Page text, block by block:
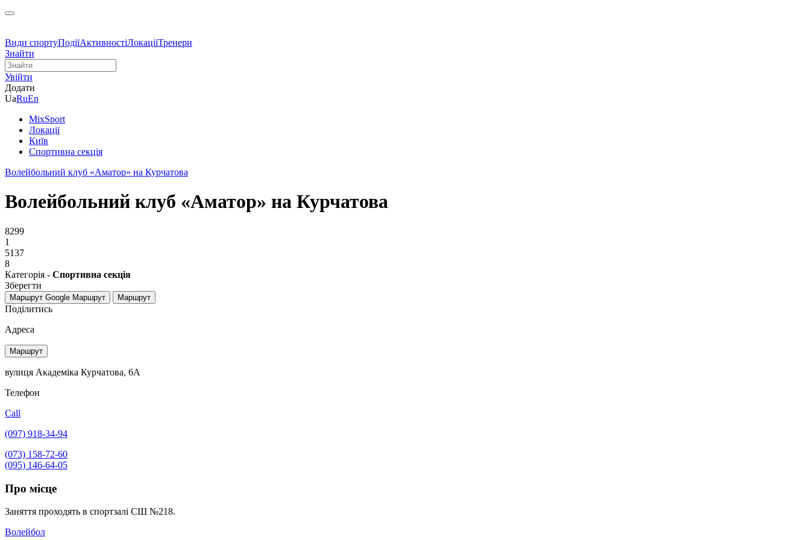
Види спортуПодіїАктивностіЛокаціїТренери
Знайти
Увійти
Додати
UaRuEn
MixSport
Локації
Київ
Спортивна секція
Волейбольний клуб «Аматор» на Курчатова
Волейбольний клуб «Аматор» на Курчатова
8299
1
5137
8
Категорія - Спортивна секція
Зберегти
Маршрут Google Маршрут Маршрут
Поділитись
Адреса
Маршрут
вулиця Академіка Курчатова, 6А
Телефон
Call
(097) 918-34-94
(073) 158-72-60
(095) 146-64-05
Про місце
Заняття проходять в спортзалі СШ №218.
Волейбол